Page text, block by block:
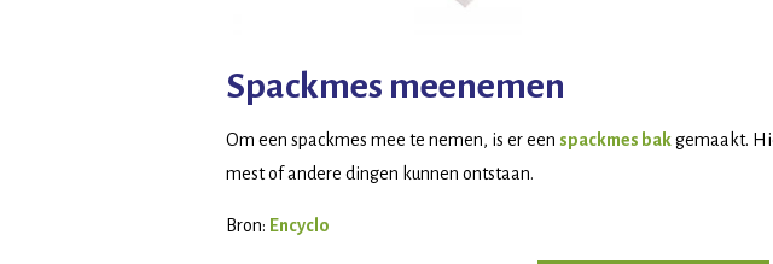
Spackmes meenemen
Om een spackmes mee te nemen, is er een spackmes bakgemaakt.
mest of andere dingen kunnen ontstaan.
Bron: Encyclo